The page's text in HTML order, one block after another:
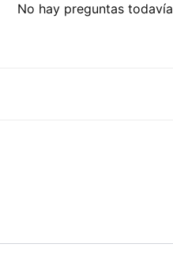
No hay preguntas todavía